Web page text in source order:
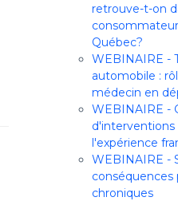
retrouve-t-on
Québec?
WEBINAIRE -
automobile :
médecin en
WEBINAIRE -
d'interventions
l'expérience
WEBINAIRE -
conséquences
chroniques